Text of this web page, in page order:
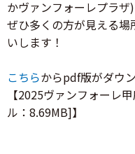
かヴァンフォーレプラザ
ぜひ多くの方が見える
いします！
こちらからpdf版がダウ
【2025ヴァンフォーレ
ル：8.69MB]】